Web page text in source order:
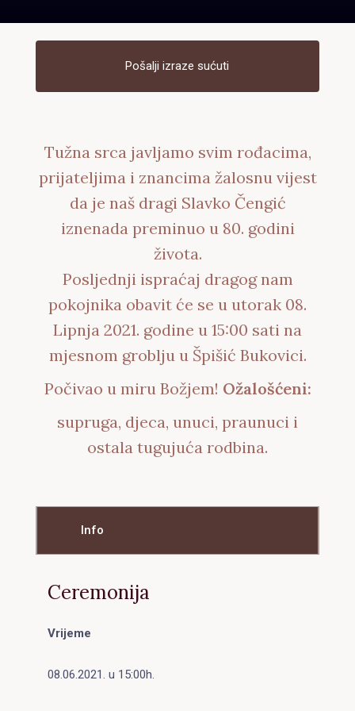
Pošalji izraze sućuti
Tužna srca javljamo svim rođacima,
prijateljima i znancima žalosnu vijest
da je naš dragi Slavko Čengić
iznenada preminuo u 80. godini
života.
Posljednji ispraćaj dragog nam
pokojnika obavit će se u utorak 08.
Lipnja 2021. godine u 15:00 sati na
mjesnom groblju u Špišić Bukovici.
Počivao u miru Božjem! Ožalošćeni:
supruga, djeca, unuci, praunuci i
ostala tugujuća rodbina.
Info
Ceremonija
Vrijeme
08.06.2021. u 15:00h.